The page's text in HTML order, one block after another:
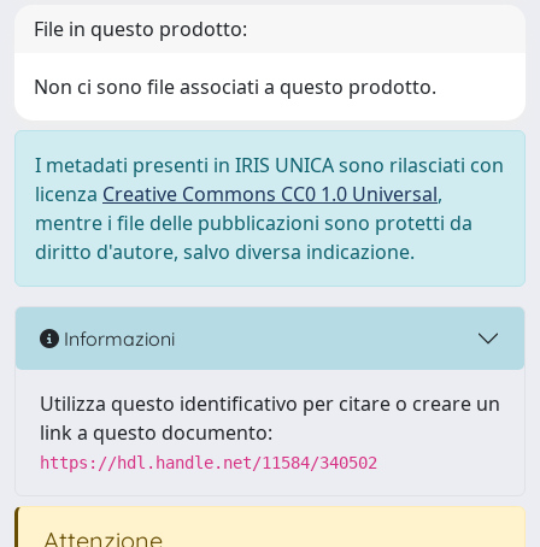
File in questo prodotto:
Non ci sono file associati a questo prodotto.
I metadati presenti in IRIS UNICA sono rilasciati con
licenza Creative Commons CC0 1.0 Universal,
mentre i file delle pubblicazioni sono protetti da
diritto d'autore, salvo diversa indicazione.
Informazioni
Utilizza questo identificativo per citare o creare un
link a questo documento:
https://hdl.handle.net/11584/340502
Attenzione